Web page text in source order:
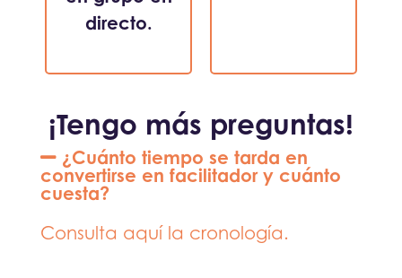
directo.
¡Tengo más preguntas!
¿Cuánto tiempo se tarda en
convertirse en facilitador y cuánto
cuesta?
Consulta aquí la cronología.